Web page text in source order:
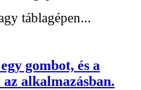
táblagépen...
gombot, és a
alkalmazásban.